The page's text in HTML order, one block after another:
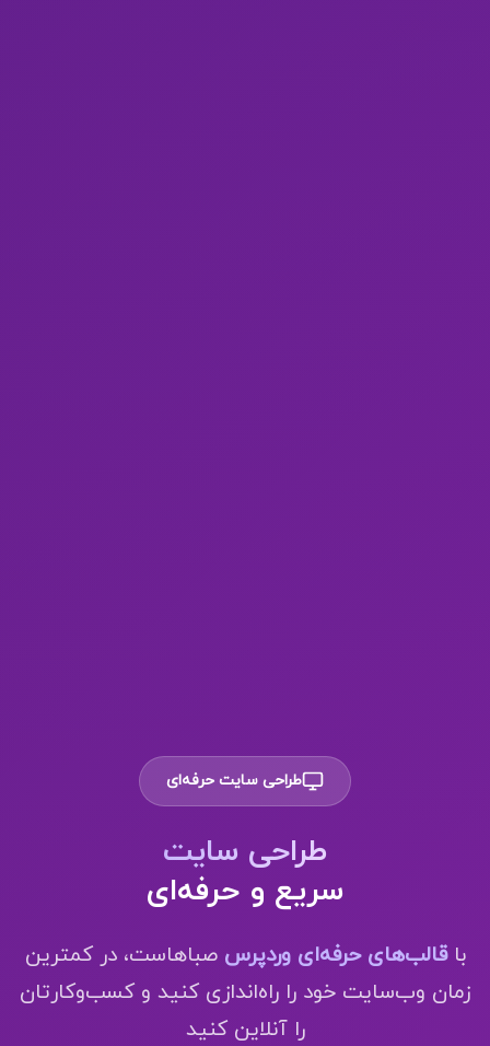
طراحی سایت حرفه‌ای
طراحی سایت
سریع و حرفه‌ای
باقالب‌های حرفه‌ای وردپرس صباهاست، در کمترین
زمان وب‌سایت خود را راه‌اندازی کنید و کسب‌وکارتان
را آنلاین کنید